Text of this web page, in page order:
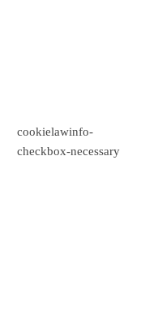
cookielawinfo-
checkbox-necessary